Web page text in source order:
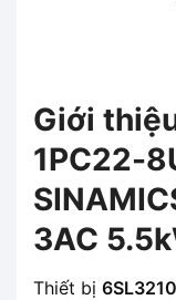
Giới
1PC22-
3AC
Thiết bị